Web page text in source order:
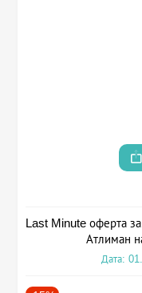
Last Minute оферта
Атлиман
Дата: